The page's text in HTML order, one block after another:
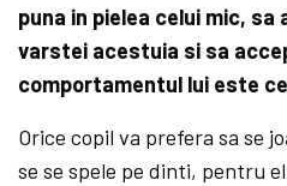
puna in pielea celui mic,
varstei acestuia si sa
comportamentul lui este
Orice copil va prefera sa se
se se spele pe dinti, pentru